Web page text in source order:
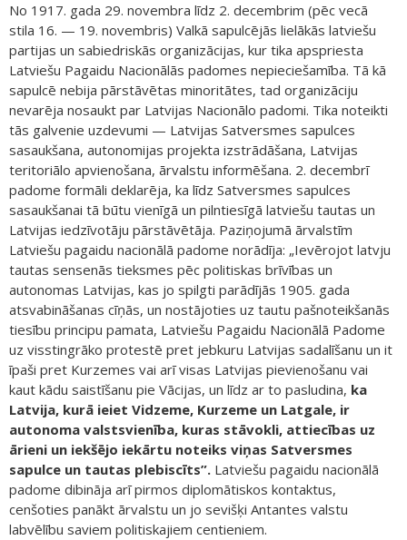
No 1917. gada 29. novembra līdz 2. decembrim (pēc vecā
stila 16. — 19. novembris) Valkā sapulcējās lielākās latviešu
partijas un sabiedriskās organizācijas, kur tika apspriesta
Latviešu Pagaidu Nacionālās padomes nepieciešamība. Tā kā
sapulcē nebija pārstāvētas minoritātes, tad organizāciju
nevarēja nosaukt par Latvijas Nacionālo padomi. Tika noteikti
tās galvenie uzdevumi — Latvijas Satversmes sapulces
sasaukšana, autonomijas projekta izstrādāšana, Latvijas
teritoriālo apvienošana, ārvalstu informēšana. 2. decembrī
padome formāli deklarēja, ka līdz Satversmes sapulces
sasaukšanai tā būtu vienīgā un pilntiesīgā latviešu tautas un
Latvijas iedzīvotāju pārstāvētāja. Paziņojumā ārvalstīm
Latviešu pagaidu nacionālā padome norādīja: „Ievērojot latvju
tautas sensenās tieksmes pēc politiskas brīvības un
autonomas Latvijas, kas jo spilgti parādījās 1905. gada
atsvabināšanas cīņās, un nostājoties uz tautu pašnoteikšanās
tiesību principu pamata, Latviešu Pagaidu Nacionālā Padome
uz visstingrāko protestē pret jebkuru Latvijas sadalīšanu un it
īpaši pret Kurzemes vai arī visas Latvijas pievienošanu vai
kaut kādu saistīšanu pie Vācijas, un līdz ar to pasludina, ka
Latvija, kurā ieiet Vidzeme, Kurzeme un Latgale, ir
autonoma valstsvienība, kuras stāvokli, attiecības uz
ārieni un iekšējo iekārtu noteiks viņas Satversmes
sapulce un tautas plebiscīts”. Latviešu pagaidu nacionālā
padome dibināja arī pirmos diplomātiskos kontaktus,
cenšoties panākt ārvalstu un jo sevišķi Antantes valstu
labvēlību saviem politiskajiem centieniem.